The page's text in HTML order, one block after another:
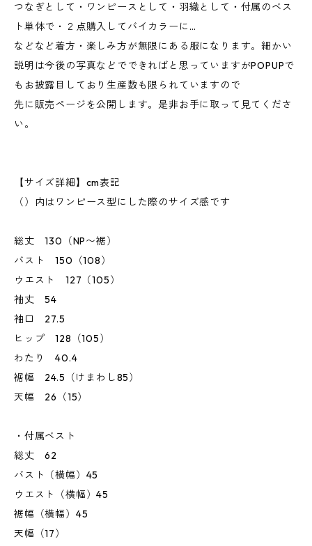
つなぎとして・ワンピースとして・羽織として・付属のベス
ト単体で・２点購入してバイカラーに…
などなど着方・楽しみ方が無限にある服になります。細かい
説明は今後の写真などでできればと思っていますがPOPUPで
もお披露目しており生産数も限られていますので
先に販売ページを公開します。是非お手に取って見てくださ
い。
【サイズ詳細】cm表記
（）内はワンピース型にした際のサイズ感です
総丈 130（NP〜裾）
バスト 150（108）
ウエスト 127（105）
袖丈 54
袖口 27.5
ヒップ 128（105）
わたり 40.4
裾幅 24.5（けまわし85）
天幅 26（15）
・付属ベスト
総丈 62
バスト（横幅）45
ウエスト（横幅）45
裾幅（横幅）45
天幅（17）